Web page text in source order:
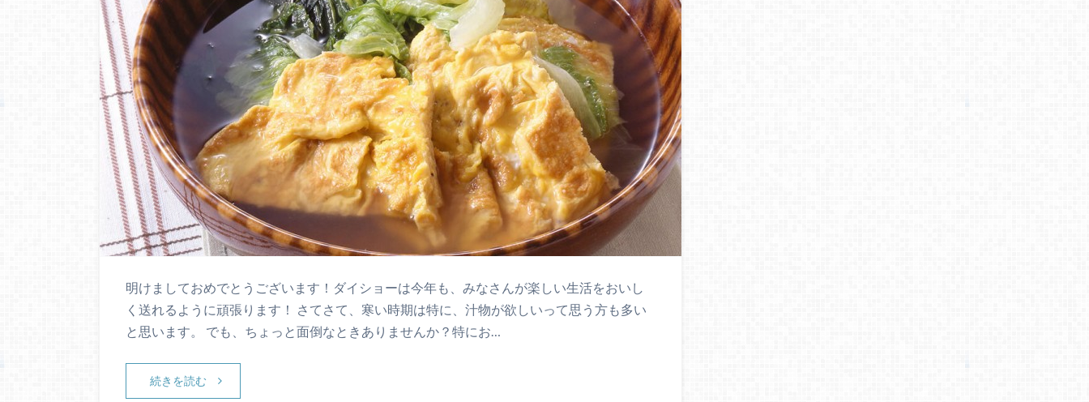
明けましておめでとうございます！ダイショーは今年も、みなさんが楽しい生活をおいし
く送れるように頑張ります！ さてさて、寒い時期は特に、汁物が欲しいって思う方も多い
と思います。 でも、ちょっと面倒なときありませんか？特にお…
続きを読む